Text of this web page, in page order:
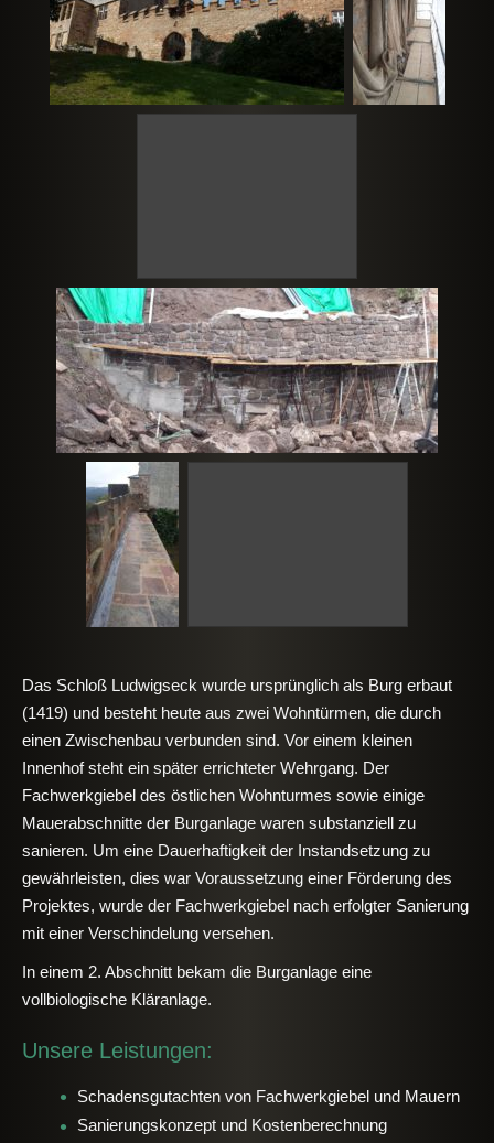
Das Schloß Ludwigseck wurde ursprünglich als Burg erbaut
(1419) und besteht heute aus zwei Wohntürmen, die durch
einen Zwischenbau verbunden sind. Vor einem kleinen
Innenhof steht ein später errichteter Wehrgang. Der
Fachwerkgiebel des östlichen Wohnturmes sowie einige
Mauerabschnitte der Burganlage waren substanziell zu
sanieren. Um eine Dauerhaftigkeit der Instandsetzung zu
gewährleisten, dies war Voraussetzung einer Förderung des
Projektes, wurde der Fachwerkgiebel nach erfolgter Sanierung
mit einer Verschindelung versehen.
In einem 2. Abschnitt bekam die Burganlage eine
vollbiologische Kläranlage.
Unsere Leistungen:
Schadensgutachten von Fachwerkgiebel und Mauern
Sanierungskonzept und Kostenberechnung